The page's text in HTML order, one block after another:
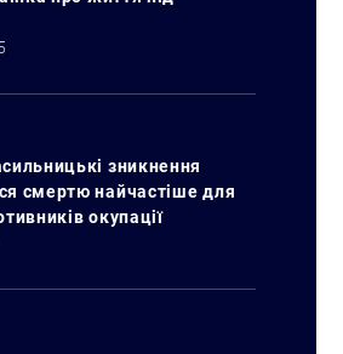
зникнення
смертю найчастіше для
окупації